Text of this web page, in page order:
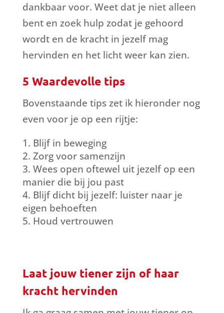
dankbaar voor. Weet dat je niet alleen
bent en zoek hulp zodat je gehoord
wordt en de kracht in jezelf mag
hervinden en het licht weer kan zien.
5 Waardevolle tips
Bovenstaande tips zet ik hieronder nog
even voor je op een rijtje:
Blijf in beweging
Zorg voor samenzijn
Wees open oftewel uit jezelf op een
manier die bij jou past
Blijf dicht bij jezelf: luister naar je
eigen behoeften
Houd vertrouwen
Laat jouw tiener zijn of haar
kracht hervinden